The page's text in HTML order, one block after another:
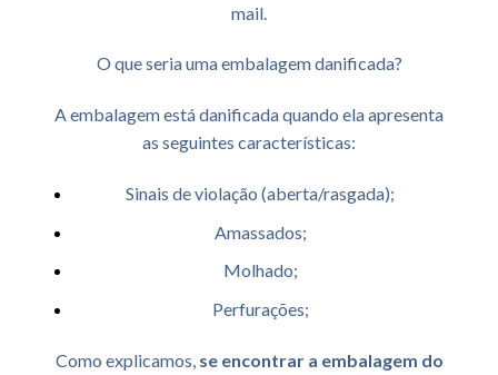
mail.
O que seria uma embalagem danificada?
A embalagem está danificada quando ela apresenta
as seguintes características:
Sinais de violação (aberta/rasgada);
Amassados;
Molhado;
Perfurações;
Como explicamos, se encontrar a embalagem do